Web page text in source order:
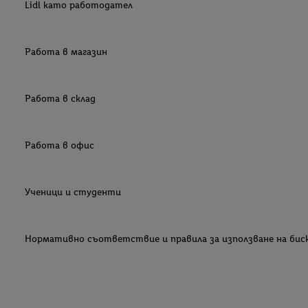
Lidl като работодател
Работа в магазин
Работа в склад
Работа в офис
Ученици и студенти
Нормативно съответствие и правила за използване на